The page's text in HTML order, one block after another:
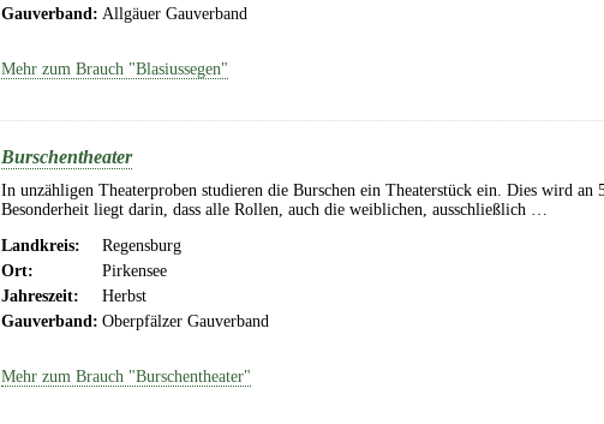
Gauverband: Allgäuer Gauverband
Mehr zum Brauch "Blasiussegen"
Burschentheater
In unzähligen Theaterproben studieren die Burschen ein Theaterstück ein. Dies wird an
Besonderheit liegt darin, dass alle Rollen, auch die weiblichen, ausschließlich …
Landkreis:
Regensburg
Ort:
Pirkensee
Jahreszeit:
Herbst
Gauverband: Oberpfälzer Gauverband
Mehr zum Brauch "Burschentheater"